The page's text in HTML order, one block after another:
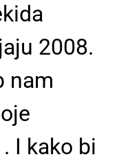
2008.
nam
I kako bi